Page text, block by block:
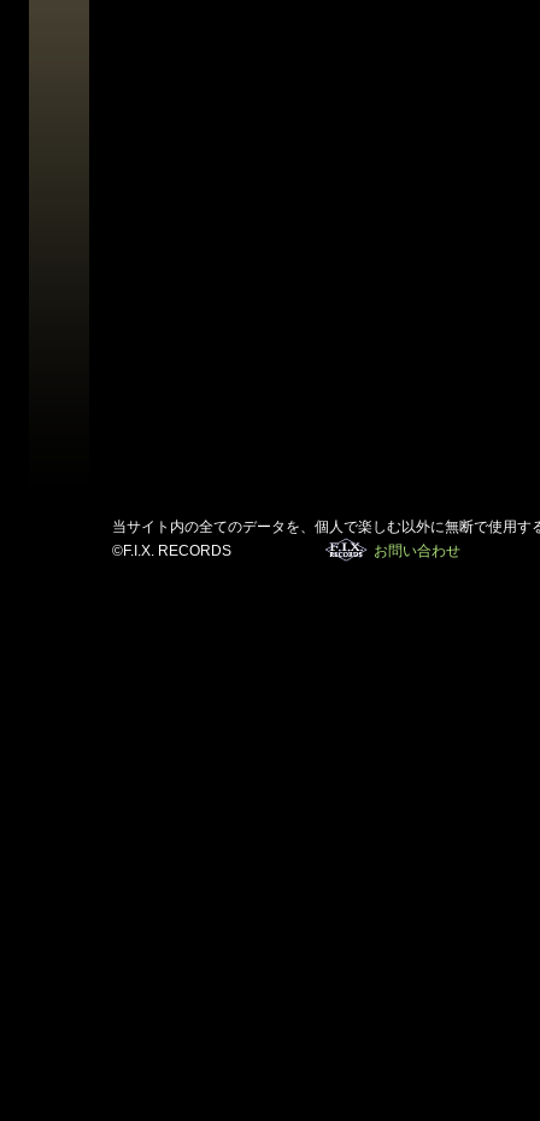
当サイト内の全てのデータを、個人で楽しむ以外に無断で使用す
©F.I.X. RECORDS
お問い合わせ